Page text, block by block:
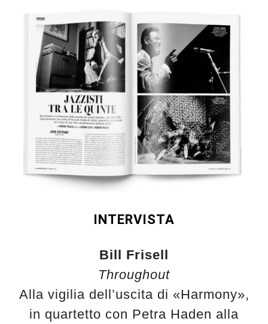
INTERVISTA
Bill Frisell
Throughout
Alla vigilia dell’uscita di «Harmony»,
in quartetto con Petra Haden alla